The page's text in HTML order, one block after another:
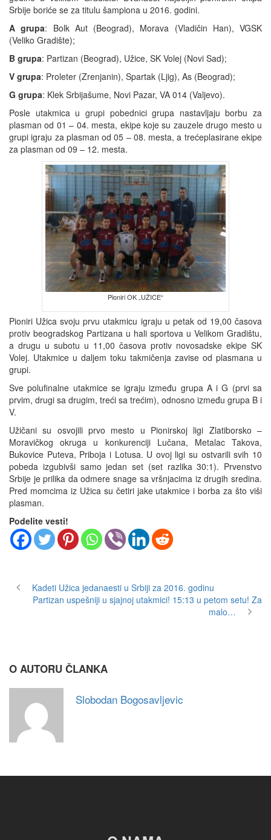
Srbije boriće se za titulu šampiona u 2016. godini.
A grupa: Bolk Aut (Beograd), Morava (Vladičin Han), VGSK
(Veliko Gradište);
B grupa: Partizan (Beograd), Užice, SK Volej (Novi Sad);
V grupa: Proleter (Zrenjanin), Spartak (Ljig), As (Beograd);
G grupa: Klek Srbijašume, Novi Pazar, VA 014 (Valjevo).
Posle utakmica u grupi pobednici grupa nastavljaju borbu za
plasman od 01 – 04. mesta, ekipe koje su zauzele drugo mesto u
grupi igraju za plasman od 05 – 08. mesta, a trećeplasirane ekipe
za plasman od 09 – 12. mesta.
Pioniri OK „UŽICE“
Pioniri Užica svoju prvu utakmicu igraju u petak od 19,00 časova
protiv beogradskog Partizana u hali sportova u Velikom Gradištu,
a drugu u subotu u 11,00 časova protiv novosadske ekipe SK
Volej. Utakmice u daljem toku takmičenja zavise od plasmana u
grupi.
Sve polufinalne utakmice se igraju između grupa A i G (prvi sa
prvim, drugi sa drugim, treći sa trećim), odnosno između grupa B i
V.
Užičani su osvojili prvo mesto u Pionirskoj ligi Zlatiborsko –
Moravičkog okruga u konkurenciji Lučana, Metalac Takova,
Bukovice Puteva, Priboja i Lotusa. U ovoj ligi su ostvarili svih 10
pobeda izgubivši samo jedan set (set razlika 30:1). Prvenstvo
Srbije je prilika da odmere snage sa vršnjacima iz drugih sredina.
Pred momcima iz Užica su četiri jake utakmice i borba za što viši
plasman.
Podelite vesti!
Kadeti Užica jedanaesti u Srbiji za 2016. godinu
Partizan uspešniji u sjajnoj utakmici! 15:13 u petom setu! Za
malo…
O AUTORU ČLANKA
Slobodan Bogosavljevic